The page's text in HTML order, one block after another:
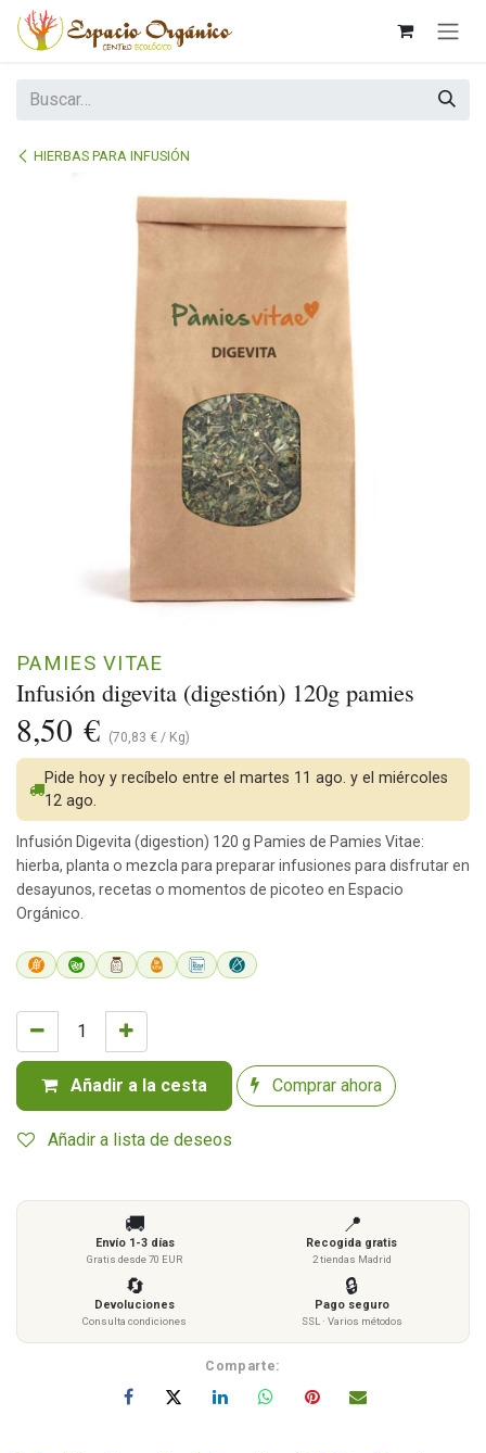
Ir al contenido
HIERBAS PARA INFUSIÓN
Infusión digevita (digestión) 120g pamies
PAMIES VITAE
8,50 € (70,83 € / Kg)
Añadir a la cesta Comprar ahora
Añadir a lista de deseos
Pide hoy y recíbelo entre el martes 11 ago. y el miércoles
12 ago.
Infusión Digevita (digestion) 120 g Pamies de Pamies Vitae:
hierba, planta o mezcla para preparar infusiones para disfrutar en
desayunos, recetas o momentos de picoteo en Espacio
Orgánico.
🚚
Envío 1-3 días
Gratis desde 70 EUR
📍
Recogida gratis
2 tiendas Madrid
🔄
Devoluciones
Consulta condiciones
🔒
Pago seguro
SSL · Varios métodos
Comparte: